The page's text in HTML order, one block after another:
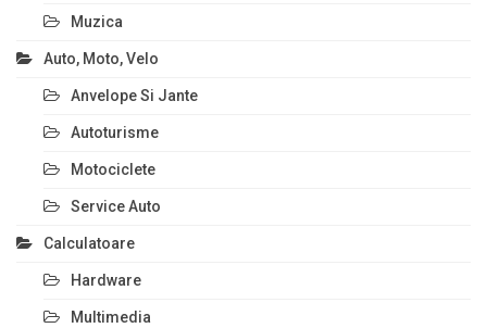
Muzica
Auto, Moto, Velo
Anvelope Si Jante
Autoturisme
Motociclete
Service Auto
Calculatoare
Hardware
Multimedia